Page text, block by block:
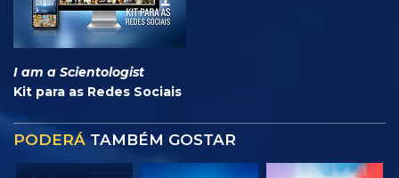
I am a Scientologist
Kit para as Redes Sociais
PODERÁ TAMBÉM GOSTAR